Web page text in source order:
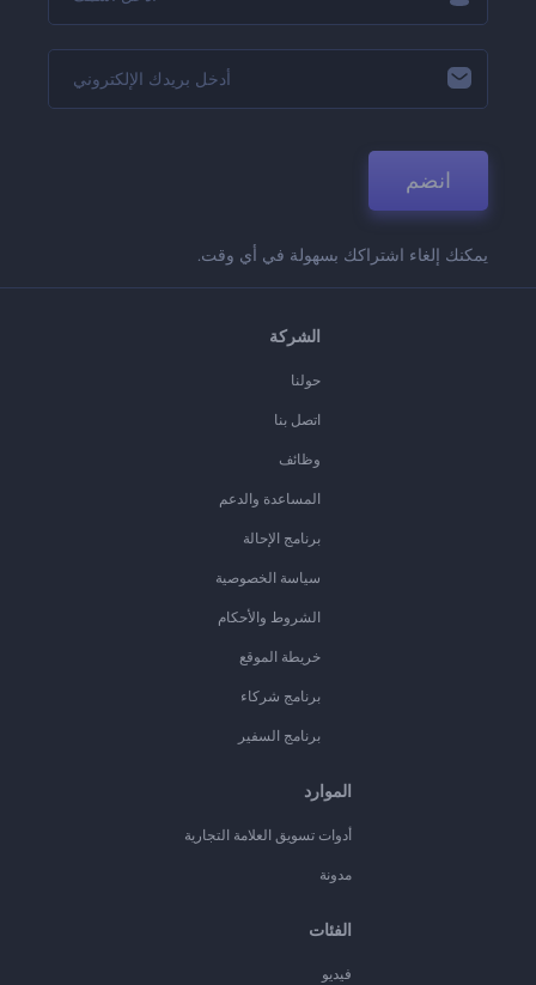
انضم
يمكنك إلغاء اشتراكك بسهولة في أي وقت.
الشركة
حولنا
اتصل بنا
وظائف
المساعدة والدعم
برنامج الإحالة
سياسة الخصوصية
الشروط والأحكام
خريطة الموقع
برنامج شركاء
برنامج السفير
الموارد
أدوات تسويق العلامة التجارية
مدونة
الفئات
فيديو